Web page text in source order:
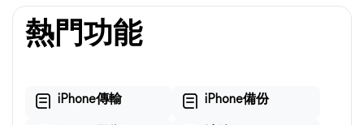
熱門功能
iPhone傳輸 iPhone備份